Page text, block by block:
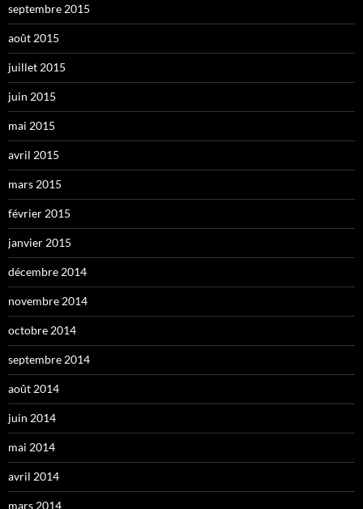
septembre 2015
août 2015
juillet 2015
juin 2015
mai 2015
avril 2015
mars 2015
février 2015
janvier 2015
décembre 2014
novembre 2014
octobre 2014
septembre 2014
août 2014
juin 2014
mai 2014
avril 2014
mars 2014